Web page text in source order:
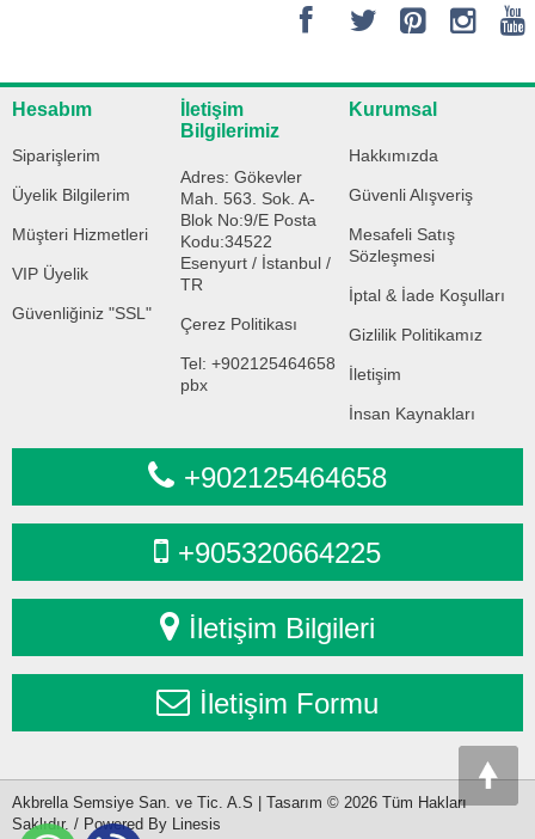
Hesabım
Siparişlerim
Üyelik Bilgilerim
Müşteri Hizmetleri
VIP Üyelik
Güvenliğiniz "SSL"
İletişim
Bilgilerimiz
Adres: Gökevler
Mah. 563. Sok. A-
Blok No:9/E Posta
Kodu:34522
Esenyurt / İstanbul /
TR
Çerez Politikası
Tel: +902125464658
pbx
Kurumsal
Hakkımızda
Güvenli Alışveriş
Mesafeli Satış
Sözleşmesi
İptal & İade Koşulları
Gizlilik Politikamız
İletişim
İnsan Kaynakları
+902125464658
+905320664225
İletişim Bilgileri
İletişim Formu
Akbrella Semsiye San. ve Tic. A.S | Tasarım © 2026 Tüm Hakları
Saklıdır. / Powered By Linesis